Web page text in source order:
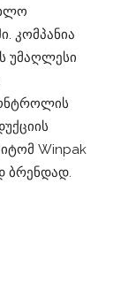
კომპანია
უმაღლესი
Winpak
ბრენდად.